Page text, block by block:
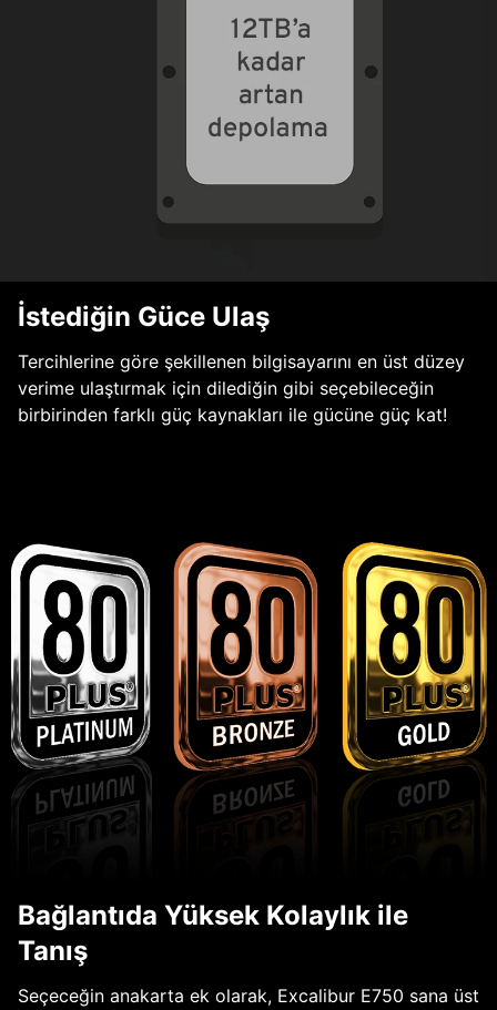
İstediğin Güce Ulaş
Tercihlerine göre şekillenen bilgisayarını en üst düzey
verime ulaştırmak için dilediğin gibi seçebileceğin
birbirinden farklı güç kaynakları ile gücüne güç kat!
Bağlantıda Yüksek Kolaylık ile
Tanış
Seçeceğin anakarta ek olarak, Excalibur E750 sana üst